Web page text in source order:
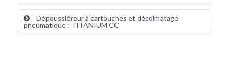
Dépoussiéreur à cartouches et décolmatage
pneumatique : TITANIUM CC